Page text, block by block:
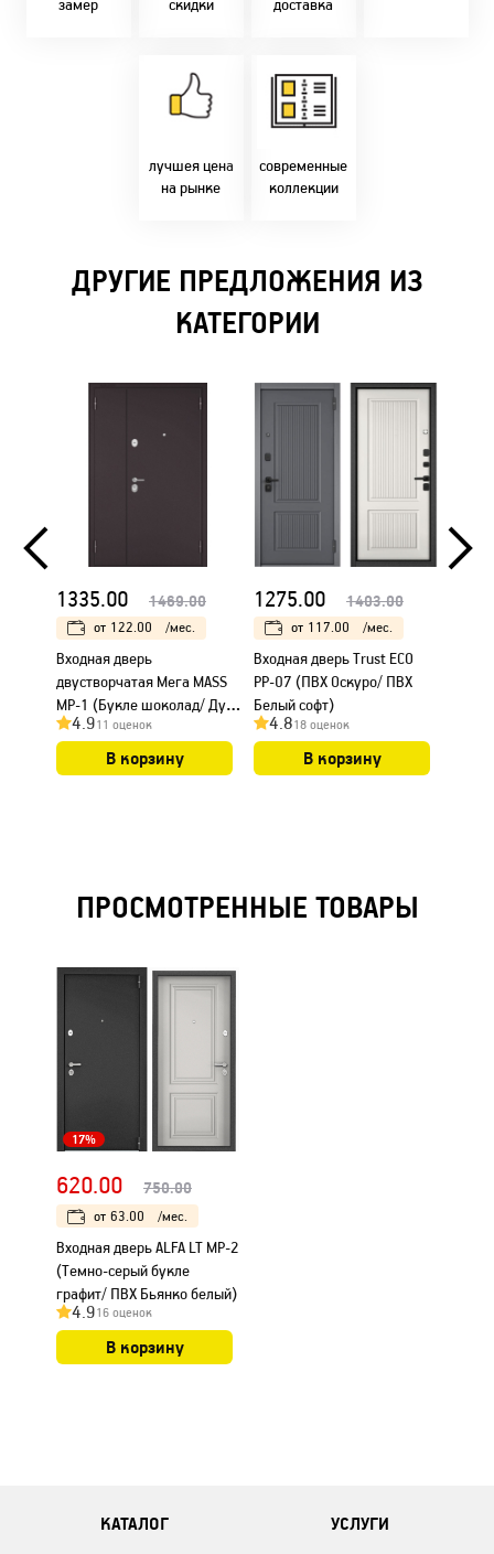
замер скидки доставка
В удобное для Вас
лучшея цена
на рынке
напрямую с
фабрики!
Предлагаем только
современные
коллекции
Идем в ногу с
самыми
современным
стилями и
решениями!
ДРУГИЕ ПРЕДЛОЖЕНИЯ ИЗ
КАТЕГОРИИ
1335.00 1469.00
от 122.00 /мес.
Входная дверь
двустворчатая Мега MASS
MP-1 (Букле шоколад/ Дуб
шоколад)
4.911 оценок
В корзину
1275.00 1403.00
от 117.00 /мес.
Входная дверь Trust ECO
РР-07 (ПВХ Оскуро/ ПВХ
Белый софт)
4.818 оценок
В корзину
ПРОСМОТРЕННЫЕ ТОВАРЫ
17%
620.00 750.00
от 63.00 /мес.
Входная дверь ALFA LT MP-2
(Темно-серый букле
графит/ ПВХ Бьянко белый)
4.916 оценок
В корзину
КАТАЛОГ УСЛУГИ